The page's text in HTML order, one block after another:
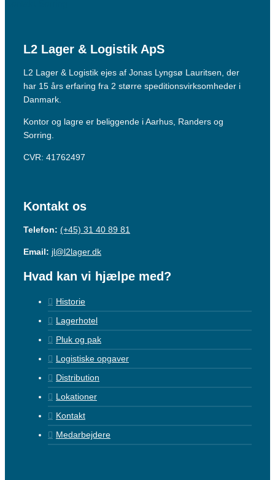
L2 Lager & Logistik ApS
L2 Lager & Logistik ejes af Jonas Lyngsø Lauritsen, der
har 15 års erfaring fra 2 større speditionsvirksomheder i
Danmark.
Kontor og lagre er beliggende i Aarhus, Randers og
Sorring.
CVR: 41762497
Kontakt os
Telefon: (+45) 31 40 89 81
Email: jl@l2lager.dk
Hvad kan vi hjælpe med?
Historie
Lagerhotel
Pluk og pak
Logistiske opgaver
Distribution
Lokationer
Kontakt
Medarbejdere